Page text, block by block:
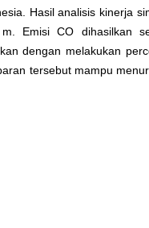
Hasil analisis kinerja
Emisi CO dihasilkan
dengan melakukan
tersebut mampu